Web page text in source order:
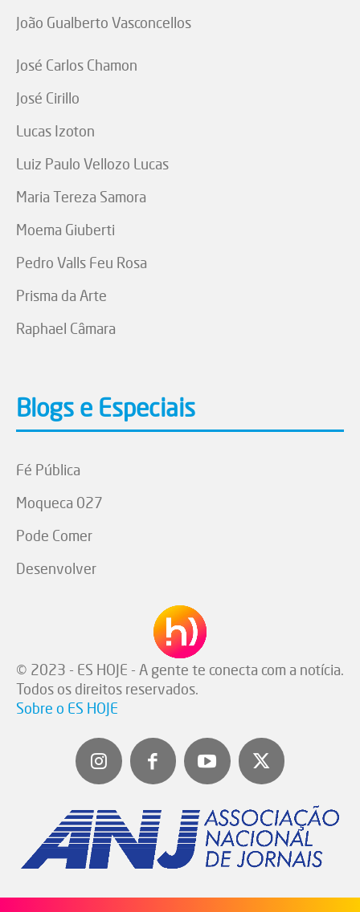
João Gualberto Vasconcellos
José Carlos Chamon
José Cirillo
Lucas Izoton
Luiz Paulo Vellozo Lucas
Maria Tereza Samora
Moema Giuberti
Pedro Valls Feu Rosa
Prisma da Arte
Raphael Câmara
Blogs e Especiais
Fé Pública
Moqueca 027
Pode Comer
Desenvolver
© 2023 - ES HOJE - A gente te conecta com a notícia.
Todos os direitos reservados.
Sobre o ES HOJE